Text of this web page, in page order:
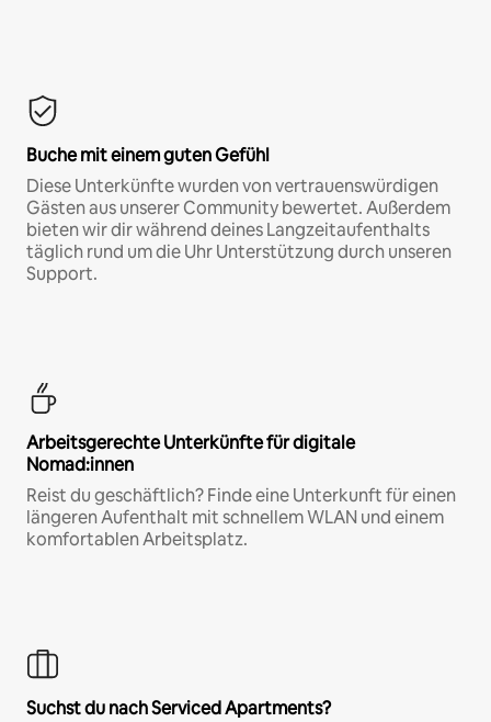
Buche mit einem guten Gefühl
Diese Unterkünfte wurden von vertrauenswürdigen
Gästen aus unserer Community bewertet. Außerdem
bieten wir dir während deines Langzeitaufenthalts
täglich rund um die Uhr Unterstützung durch unseren
Support.
Arbeitsgerechte Unterkünfte für digitale
Nomad:innen
Reist du geschäftlich? Finde eine Unterkunft für einen
längeren Aufenthalt mit schnellem WLAN und einem
komfortablen Arbeitsplatz.
Suchst du nach Serviced Apartments?